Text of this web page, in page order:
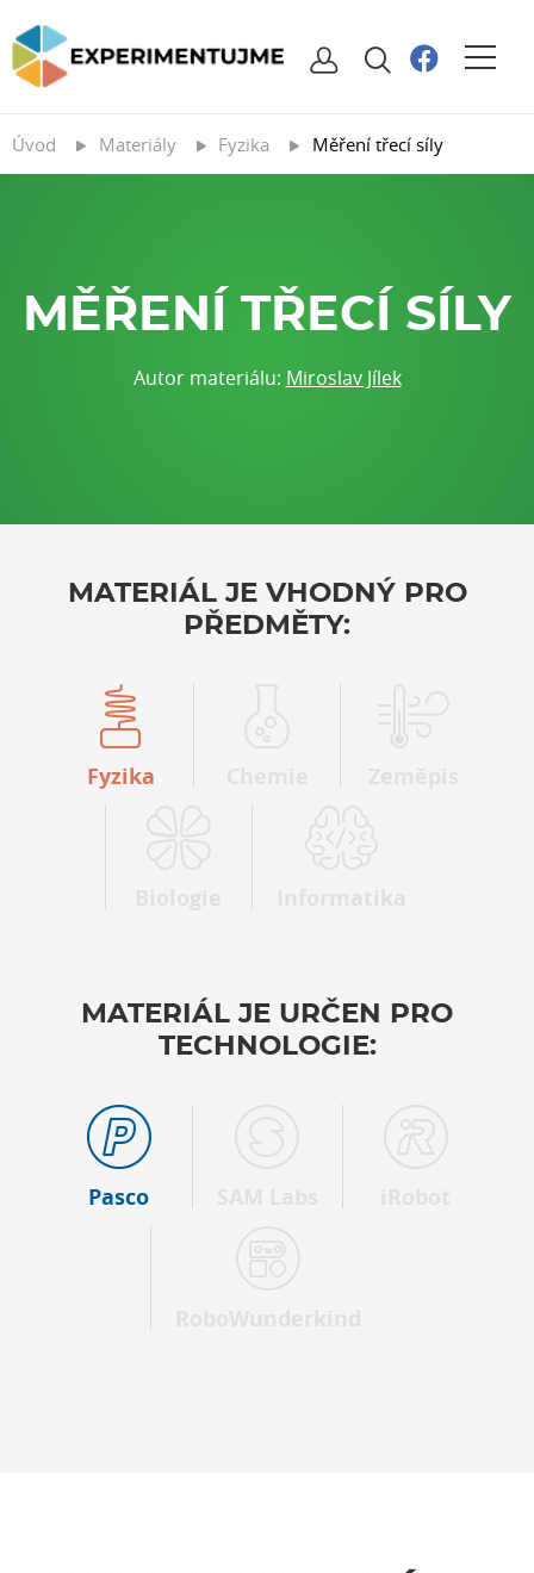
Úvod Materiály Fyzika Měření třecí síly
MĚŘENÍ TŘECÍ SÍLY
Autor materiálu: Miroslav Jílek
MATERIÁL JE VHODNÝ PRO
PŘEDMĚTY:
Fyzika
MATERIÁL JE URČEN PRO
TECHNOLOGIE:
Pasco